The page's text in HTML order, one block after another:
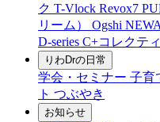
ク T-Vlock Revox7
リーム）
Ogshi
D-series C+コレクテ
りわDrの日常
学会・セミナー 子育
ト つぶやき
お知らせ